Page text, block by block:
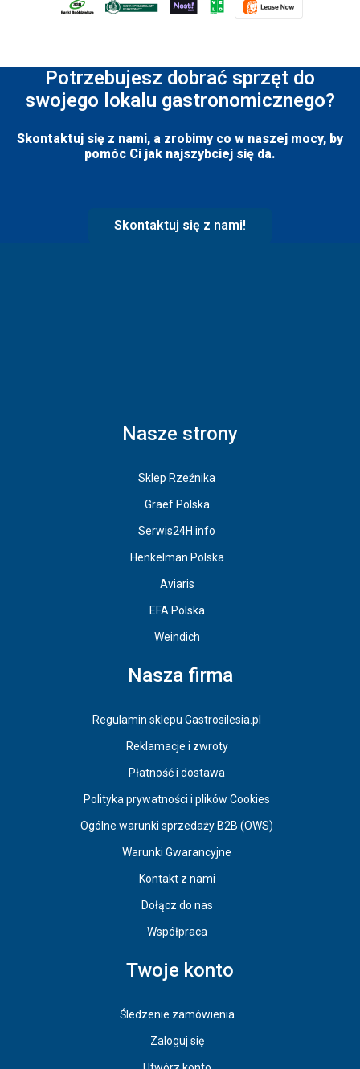
Potrzebujesz dobrać sprzęt do
swojego lokalu gastronomicznego?
Skontaktuj się z nami, a zrobimy co w naszej mocy, by
pomóc Ci jak najszybciej się da.
Skontaktuj się z nami!
Nasze strony
Sklep Rzeźnika
Graef Polska
Serwis24H.info
Henkelman Polska
Aviaris
EFA Polska
Weindich
Nasza firma
Regulamin sklepu Gastrosilesia.pl
Reklamacje i zwroty
Płatność i dostawa
Polityka prywatności i plików Cookies
Ogólne warunki sprzedaży B2B (OWS)
Warunki Gwarancyjne
Kontakt z nami
Dołącz do nas
Współpraca
Twoje konto
Śledzenie zamówienia
Zaloguj się